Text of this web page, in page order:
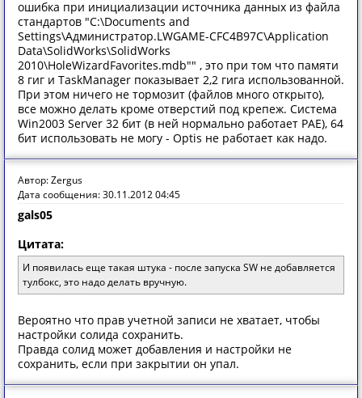
ошибка при инициализации источника данных из файла
стандартов "C:\Documents and
Settings\Администратор.LWGAME-CFC4B97C\Application
Data\SolidWorks\SolidWorks
2010\HoleWizardFavorites.mdb"" , это при том что памяти
8 гиг и TaskManager показывает 2,2 гига использованной.
При этом ничего не тормозит (файлов много открыто),
все можно делать кроме отверстий под крепеж. Система
Win2003 Server 32 бит (в ней нормально работает PAE), 64
бит использовать не могу - Optis не работает как надо.
Автор: Zergus
Дата сообщения: 30.11.2012 04:45
gals05
Цитата:
И появилась еще такая штука - после запуска SW не добавляется
тулбокс, это надо делать вручную.
Вероятно что прав учетной записи не хватает, чтобы
настройки солида сохранить.
Правда солид может добавления и настройки не
сохранить, если при закрытии он упал.